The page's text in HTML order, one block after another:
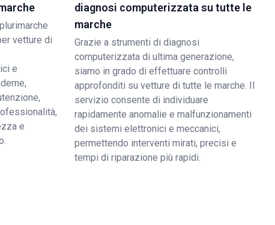
vetture di
e
e
diagnosi computerizzata su tutte le
marche
Grazie a strumenti di diagnosi
computerizzata di ultima generazione,
siamo in grado di effettuare controlli
approfonditi su vetture di tutte le marche. Il
servizio consente di individuare
rapidamente anomalie e malfunzionamenti
dei sistemi elettronici e meccanici,
permettendo interventi mirati, precisi e
tempi di riparazione più rapidi.